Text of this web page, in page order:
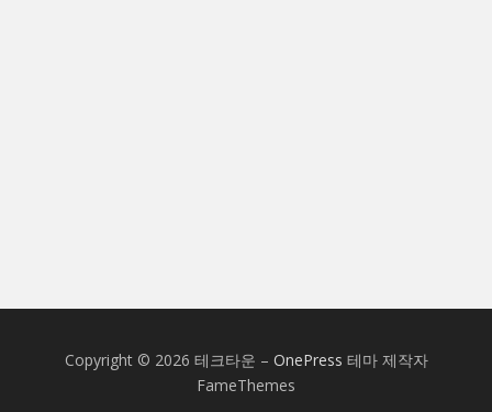
Copyright © 2026 테크타운 – OnePress 테마 제작자
FameThemes